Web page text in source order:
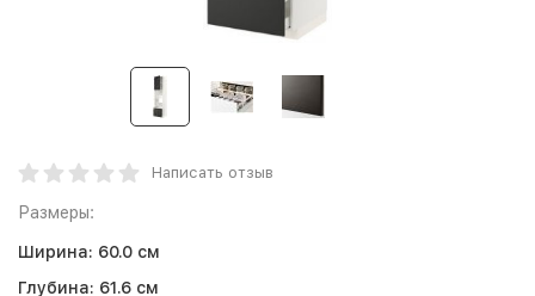
Написать отзыв
Размеры:
Ширина: 60.0 см
Глубина: 61.6 см